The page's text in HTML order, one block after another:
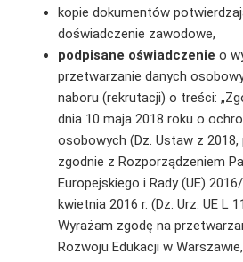
kopie dokumentów
doświadczenie zawodowe,
podpisane oświadczenie o
przetwarzanie danych
naboru (rekrutacji) o treści:
dnia 10 maja 2018 roku o
osobowych (Dz. Ustaw z 2018,
zgodnie z Rozporządzeniem
Europejskiego i Rady (UE)
kwietnia 2016 r. (Dz. Urz. UE L
Wyrażam zgodę na
Rozwoju Edukacji w